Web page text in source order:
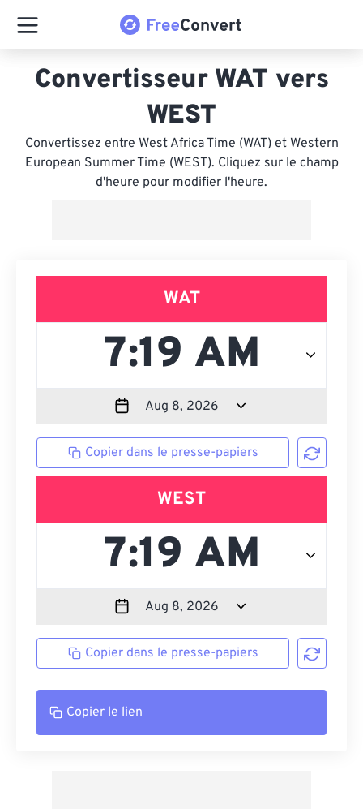
Convertisseur WAT vers
WEST
Convertissez entre West Africa Time (WAT) et Western
European Summer Time (WEST). Cliquez sur le champ
d'heure pour modifier l'heure.
WAT
Copier dans le presse-papiers
WEST
Copier dans le presse-papiers
Copier le lien